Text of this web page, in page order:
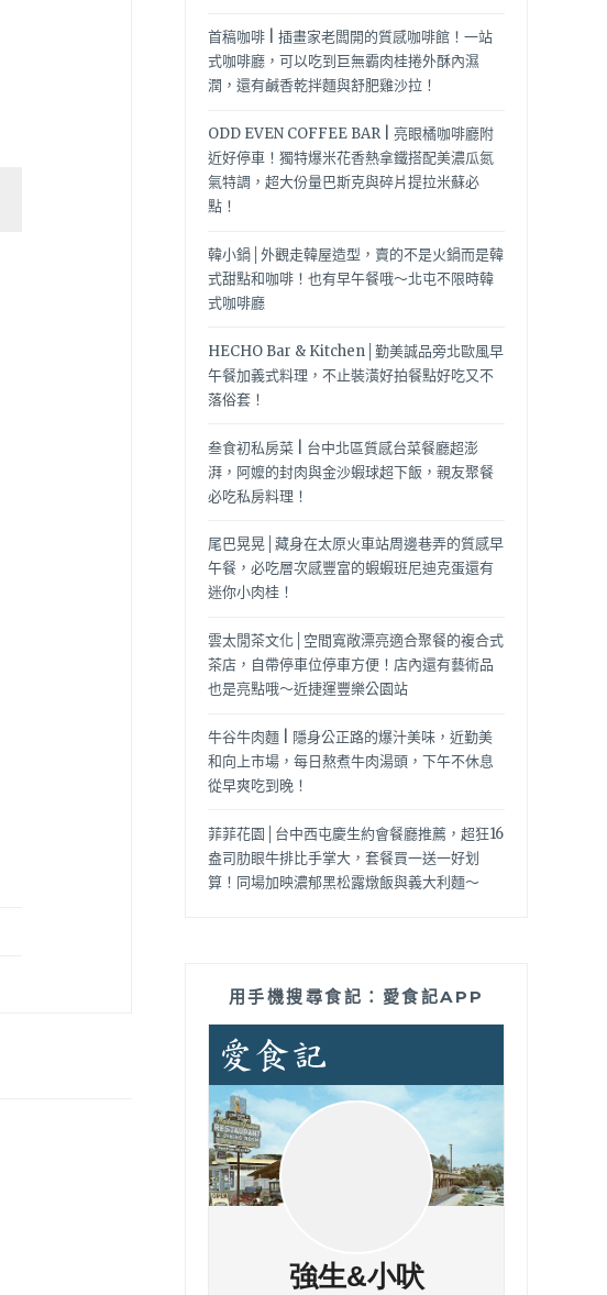
首稿咖啡 | 插畫家老闆開的質感咖啡館！一站
式咖啡廳，可以吃到巨無霸肉桂捲外酥內濕
潤，還有鹹香乾拌麵與舒肥雞沙拉！
ODD EVEN COFFEE BAR | 亮眼橘咖啡廳附
近好停車！獨特爆米花香熱拿鐵搭配美濃瓜氮
氣特調，超大份量巴斯克與碎片提拉米蘇必
點！
韓小鍋│外觀走韓屋造型，賣的不是火鍋而是韓
式甜點和咖啡！也有早午餐哦～北屯不限時韓
式咖啡廳
HECHO Bar & Kitchen│勤美誠品旁北歐風早
午餐加義式料理，不止裝潢好拍餐點好吃又不
落俗套！
叁食初私房菜 | 台中北區質感台菜餐廳超澎
湃，阿嬤的封肉與金沙蝦球超下飯，親友聚餐
必吃私房料理！
尾巴晃晃│藏身在太原火車站周邊巷弄的質感早
午餐，必吃層次感豐富的蝦蝦班尼迪克蛋還有
迷你小肉桂！
雲太閒茶文化│空間寬敞漂亮適合聚餐的複合式
茶店，自帶停車位停車方便！店內還有藝術品
也是亮點哦～近捷運豐樂公園站
牛谷牛肉麵 | 隱身公正路的爆汁美味，近勤美
和向上市場，每日熬煮牛肉湯頭，下午不休息
從早爽吃到晚！
菲菲花園│台中西屯慶生約會餐廳推薦，超狂16
盎司肋眼牛排比手掌大，套餐買一送一好划
算！同場加映濃郁黑松露燉飯與義大利麵～
用手機搜尋食記：愛食記APP